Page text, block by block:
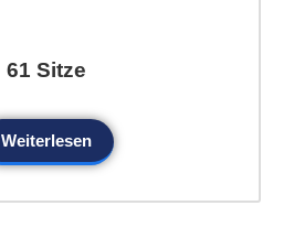
61 Sitze
Weiterlesen